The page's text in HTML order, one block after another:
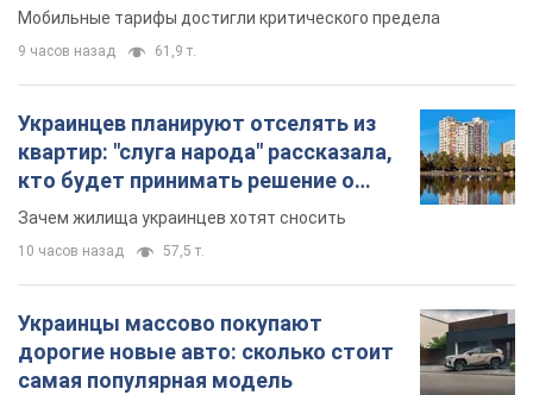
Мобильные тарифы достигли критического предела
9 часов назад 61,9 т.
Украинцев планируют отселять из
квартир: "слуга народа" рассказала,
кто будет принимать решение о
сносе домов
Зачем жилища украинцев хотят сносить
10 часов назад 57,5 т.
Украинцы массово покупают
дорогие новые авто: сколько стоит
самая популярная модель